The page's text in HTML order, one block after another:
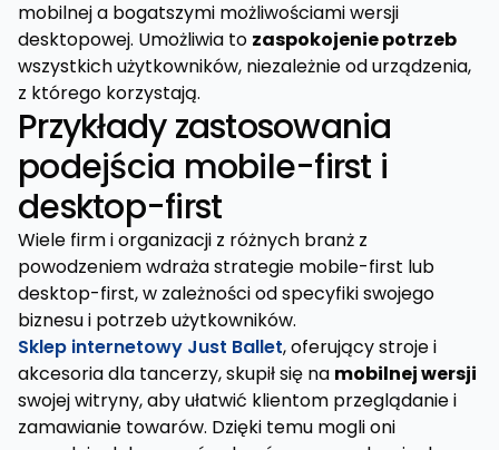
mobilnej a bogatszymi możliwościami wersji
desktopowej. Umożliwia to zaspokojenie potrzeb
wszystkich użytkowników, niezależnie od urządzenia,
z którego korzystają.
Przykłady zastosowania
podejścia mobile-first i
desktop-first
Wiele firm i organizacji z różnych branż z
powodzeniem wdraża strategie mobile-first lub
desktop-first, w zależności od specyfiki swojego
biznesu i potrzeb użytkowników.
Sklep internetowy Just Ballet, oferujący stroje i
akcesoria dla tancerzy, skupił się na mobilnej wersji
swojej witryny, aby ułatwić klientom przeglądanie i
zamawianie towarów. Dzięki temu mogli oni